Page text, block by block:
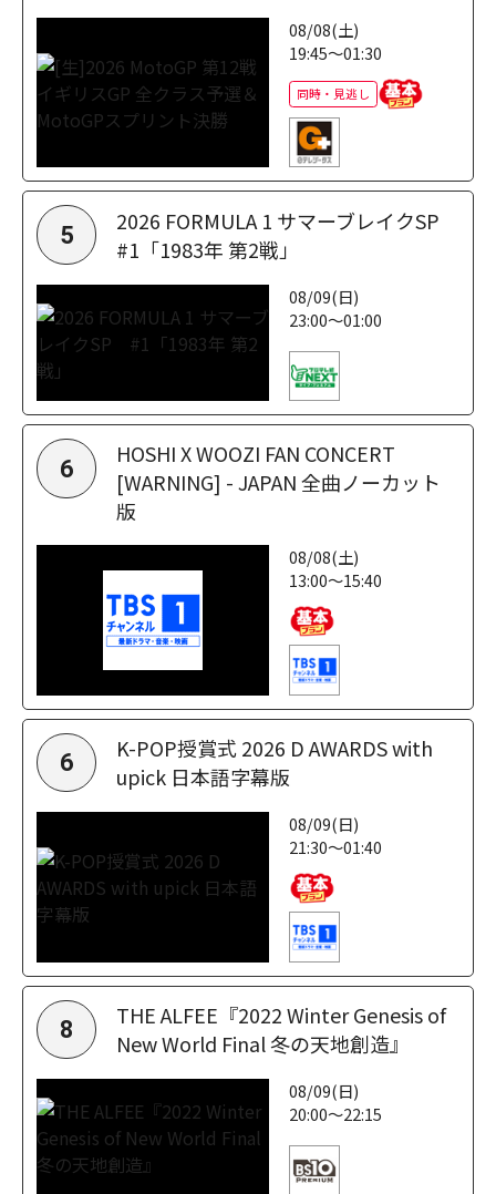
08/08(土)
19:45～01:30
同時・見逃し
5
2026 FORMULA 1 サマーブレイクSP
#1「1983年 第2戦」
08/09(日)
23:00～01:00
6
HOSHI X WOOZI FAN CONCERT
[WARNING] - JAPAN 全曲ノーカット
版
08/08(土)
13:00～15:40
6
K-POP授賞式 2026 D AWARDS with
upick 日本語字幕版
08/09(日)
21:30～01:40
8
THE ALFEE『2022 Winter Genesis of
New World Final 冬の天地創造』
08/09(日)
20:00～22:15